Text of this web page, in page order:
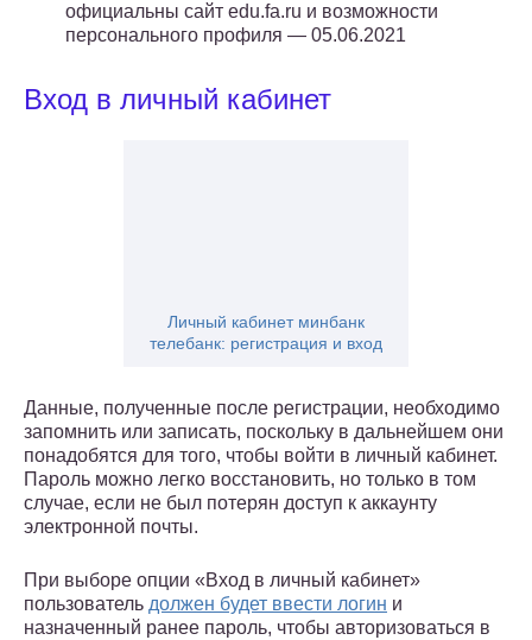
официальны сайт edu.fa.ru и возможности
персонального профиля — 05.06.2021
Вход в личный кабинет
Личный кабинет минбанк
телебанк: регистрация и вход
Данные, полученные после регистрации, необходимо
запомнить или записать, поскольку в дальнейшем они
понадобятся для того, чтобы войти в личный кабинет.
Пароль можно легко восстановить, но только в том
случае, если не был потерян доступ к аккаунту
электронной почты.
При выборе опции «Вход в личный кабинет»
пользователь должен будет ввести логин и
назначенный ранее пароль, чтобы авторизоваться в